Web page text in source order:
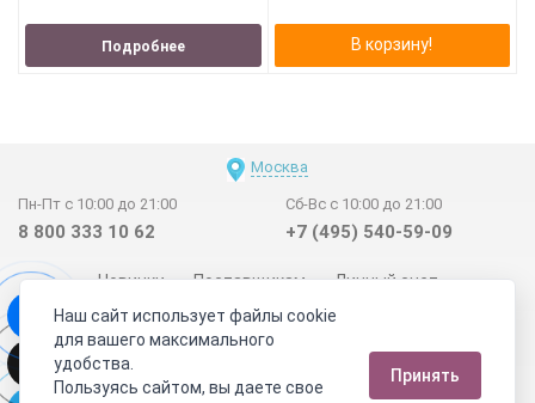
Подробнее В корзину!
Москва
Пн-Пт с 10:00 до 21:00
8 800 333 10 62
Сб-Вс с 10:00 до 21:00
+7 (495) 540-59-09
Новинки Поставщикам
Личный счет
Договор-оферта
О нас
Наши магазины
Отзывы покупателей
Сертификаты
Статьи
Обратная связь
Видео о камнях СОУТ Телеграм
Наш сайт использует файлы cookie
для вашего максимального
удобства.
Пользуясь сайтом, вы даете свое
Принять